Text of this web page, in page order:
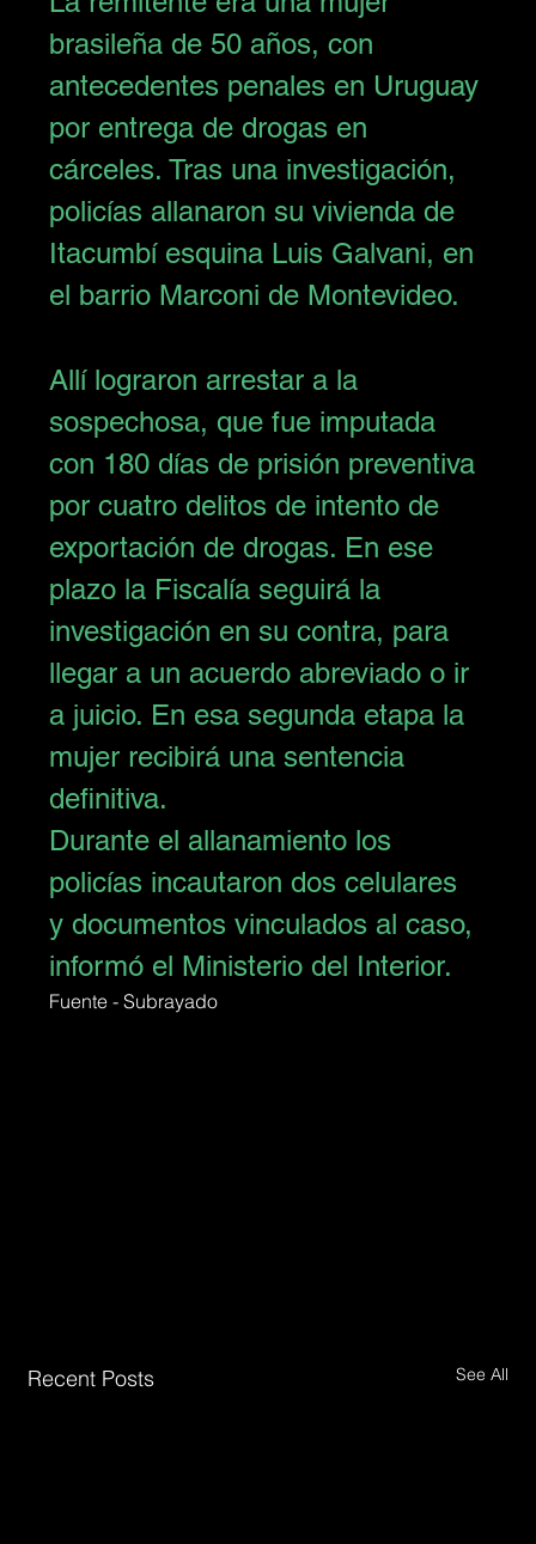
brasileña de 50 años, con
antecedentes penales en Uruguay
por entrega de drogas en
cárceles. Tras una investigación,
policías allanaron su vivienda de
Itacumbí esquina Luis Galvani, en
el barrio Marconi de Montevideo.
Allí lograron arrestar a la
sospechosa, que fue imputada
con 180 días de prisión preventiva
por cuatro delitos de intento de
exportación de drogas. En ese
plazo la Fiscalía seguirá la
investigación en su contra, para
llegar a un acuerdo abreviado o ir
a juicio. En esa segunda etapa la
mujer recibirá una sentencia
definitiva.
Durante el allanamiento los
policías incautaron dos celulares
y documentos vinculados al caso,
informó el Ministerio del Interior.
Fuente - Subrayado
Recent Posts See All